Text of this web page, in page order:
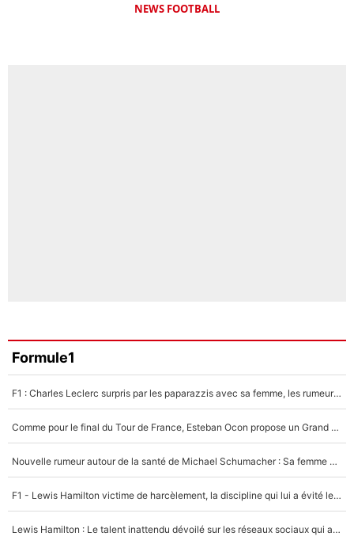
NEWS FOOTBALL
Formule1
F1 : Charles Leclerc surpris par les paparazzis avec sa femme, les rumeurs étaient vraies !
Comme pour le final du Tour de France, Esteban Ocon propose un Grand Prix de Formule 1 à Paris : «Autour de l’Arc de Triomphe, ce serait génial» !
Nouvelle rumeur autour de la santé de Michael Schumacher : Sa femme Corinna sort du silence
F1 - Lewis Hamilton victime de harcèlement, la discipline qui lui a évité le pire : «J'aurais probablement mal tourné»
Lewis Hamilton : Le talent inattendu dévoilé sur les réseaux sociaux qui a impressionné Kim Kardashian pendant leurs vacances en amoureux !